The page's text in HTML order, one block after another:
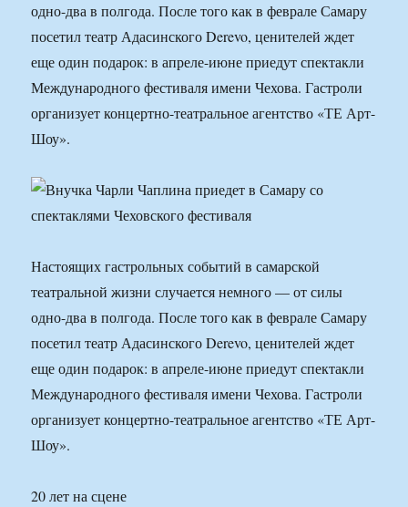
одно-два в полгода. После того как в феврале Самару
посетил театр Адасинского Derevo, ценителей ждет
еще один подарок: в апреле-июне приедут спектакли
Международного фестиваля имени Чехова. Гастроли
организует концертно-театральное агентство «ТЕ Арт-
Шоу».
Настоящих гастрольных событий в самарской
театральной жизни случается немного — от силы
одно-два в полгода. После того как в феврале Самару
посетил театр Адасинского Derevo, ценителей ждет
еще один подарок: в апреле-июне приедут спектакли
Международного фестиваля имени Чехова. Гастроли
организует концертно-театральное агентство «ТЕ Арт-
Шоу».
20 лет на сцене